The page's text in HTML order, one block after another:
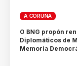
A CORUÑA
O BNG propón
Diplomáticos de
Memoria